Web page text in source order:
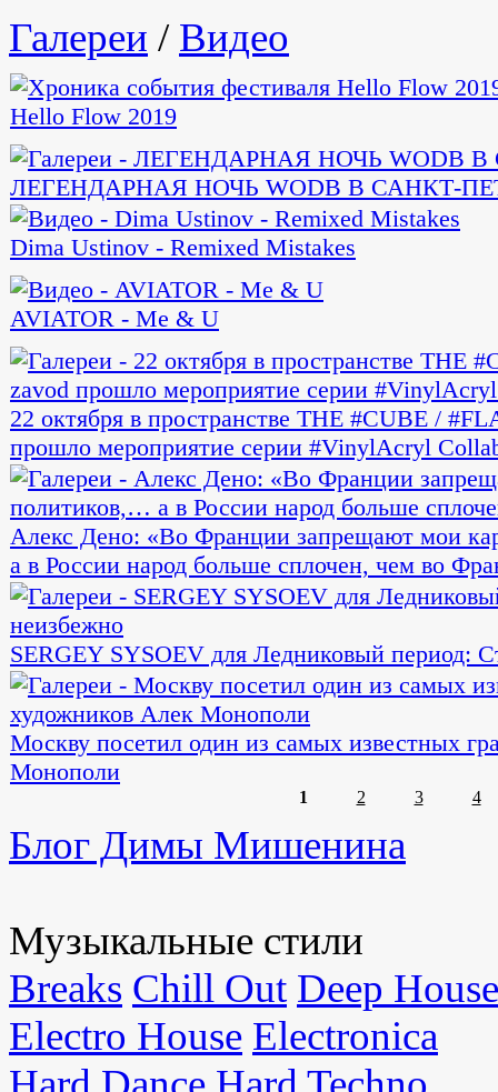
Галереи / Видео
Hello Flow 2019
ЛЕГЕНДАРНАЯ НОЧЬ WODB В САНКТ-
Dima Ustinov - Remixed Mistakes
AVIATOR - Me & U
22 октября в пространстве THE #CUBE /
прошло мероприятие серии #VinylAcryl
Алекс Дено: «Во Франции запрещают мои
а в России народ больше сплочен, чем во
SERGEY SYSOEV для Ледниковый период:
Москву посетил один из самых известных
Монополи
1 2 3 4
Блог Димы Мишенина
Музыкальные стили
Breaks Chill Out Deep House
Electro House Electronica